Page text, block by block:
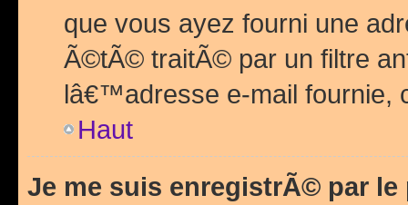
que vous ayez fourni une
Ã©tÃ© traitÃ© par un filtre
lâ€™adresse e-mail fournie,
Haut
Je me suis enregistrÃ© par